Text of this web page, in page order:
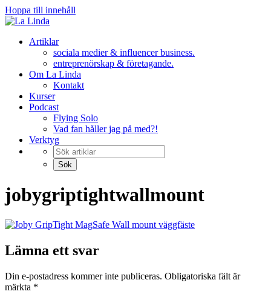
Hoppa till innehåll
Artiklar
sociala medier & influencer business.
entreprenörskap & företagande.
Om La Linda
Kontakt
Kurser
Podcast
Flying Solo
Vad fan håller jag på med?!
Verktyg
jobygriptightwallmount
Lämna ett svar
Din e-postadress kommer inte publiceras. Obligatoriska fält är
märkta *